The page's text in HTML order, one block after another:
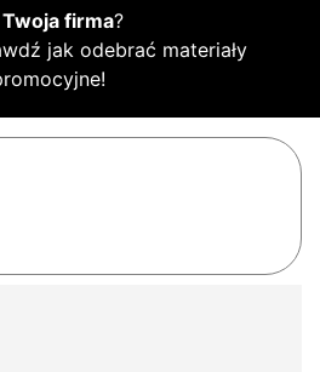
firma?
jak odebrać materiały